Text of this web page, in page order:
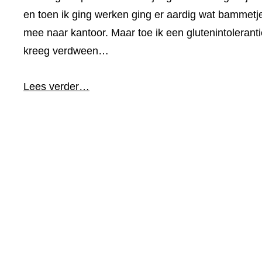
en toen ik ging werken ging er aardig wat
mee naar kantoor. Maar toe ik een
kreeg verdween…
Lees verder…